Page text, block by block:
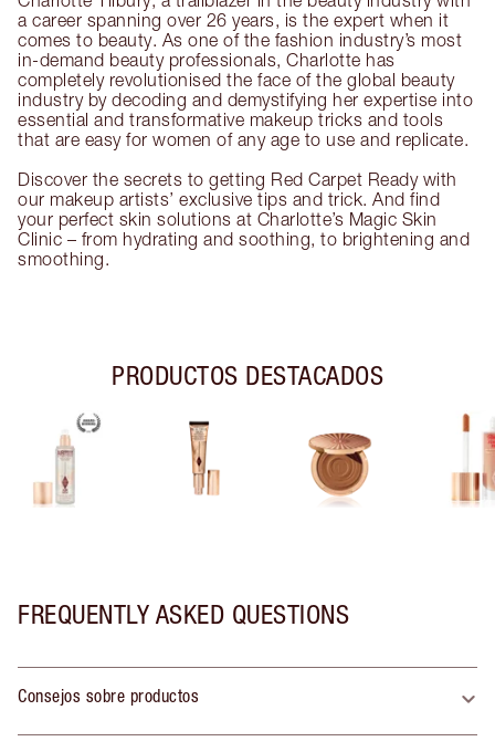
a career spanning over 26 years, is the expert when it
comes to beauty. As one of the fashion industry’s most
in-demand beauty professionals, Charlotte has
completely revolutionised the face of the global beauty
industry by decoding and demystifying her expertise into
essential and transformative makeup tricks and tools
that are easy for women of any age to use and replicate.
Discover the secrets to getting Red Carpet Ready with
our makeup artists’ exclusive tips and trick. And find
your perfect skin solutions at Charlotte’s Magic Skin
Clinic – from hydrating and soothing, to brightening and
smoothing.
PRODUCTOS DESTACADOS
FREQUENTLY ASKED QUESTIONS
Consejos sobre productos